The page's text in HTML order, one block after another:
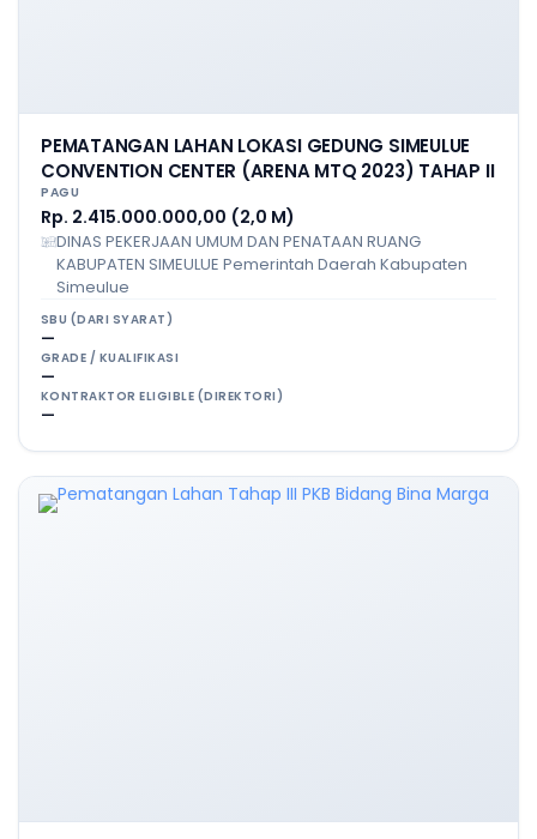
PEMATANGAN LAHAN LOKASI GEDUNG SIMEULUE
CONVENTION CENTER (ARENA MTQ 2023) TAHAP II
PAGU
Rp. 2.415.000.000,00 (2,0 M)
DINAS PEKERJAAN UMUM DAN PENATAAN RUANG
KABUPATEN SIMEULUE Pemerintah Daerah Kabupaten
Simeulue
SBU (DARI SYARAT)
—
GRADE / KUALIFIKASI
—
KONTRAKTOR ELIGIBLE (DIREKTORI)
—